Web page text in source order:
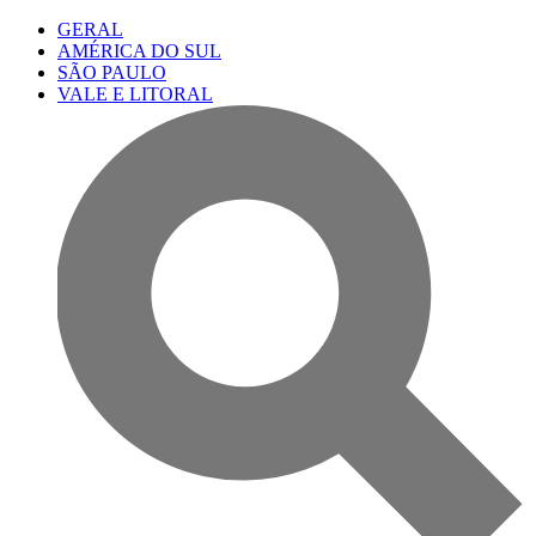
GERAL
AMÉRICA DO SUL
SÃO PAULO
VALE E LITORAL